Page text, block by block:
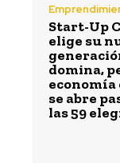
Start-Up
elige su
domina,
se abre
las 59